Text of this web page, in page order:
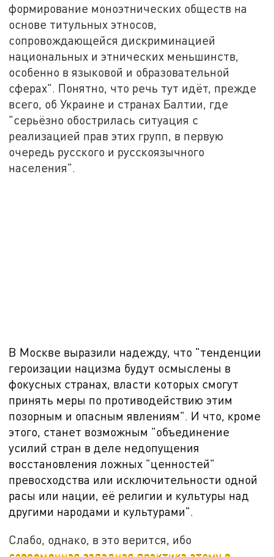
формирование моноэтнических обществ на
основе титульных этносов,
сопровождающейся дискриминацией
национальных и этнических меньшинств,
особенно в языковой и образовательной
сферах". Понятно, что речь тут идёт, прежде
всего, об Украине и странах Балтии, где
"серьёзно обострилась ситуация с
реализацией прав этих групп, в первую
очередь русского и русскоязычного
населения".
В Москве выразили надежду, что "тенденции
героизации нацизма будут осмыслены в
фокусных странах, власти которых смогут
принять меры по противодействию этим
позорным и опасным явлениям". И что, кроме
этого, станет возможным "объединение
усилий стран в деле недопущения
восстановления ложных "ценностей"
превосходства или исключительности одной
расы или нации, её религии и культуры над
другими народами и культурами".
Слабо, однако, в это верится, ибо